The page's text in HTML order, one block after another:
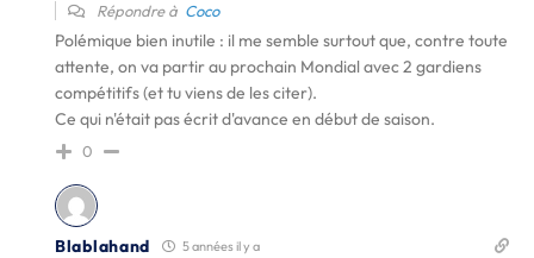
Répondre à Coco
Polémique bien inutile : il me semble surtout que, contre toute
attente, on va partir au prochain Mondial avec 2 gardiens
compétitifs (et tu viens de les citer).
Ce qui n'était pas écrit d'avance en début de saison.
0
Blablahand 5 années il y a